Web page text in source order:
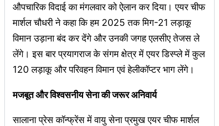
औपचारिक विदाई का मंगलवार को ऐलान कर दिया। एयर चीफ
मार्शल चौधरी ने कहा कि हम 2025 तक मिग-21 लड़ाकू
विमान उड़ाना बंद कर देंगे और उनकी जगह एलसीए तेजस ले
लेंगे। इस बार प्रयागराज के संगम क्षेत्र में एयर डिस्प्ले में कुल
120 लड़ाकू और परिवहन विमान एवं हेलीकॉप्टर भाग लेंगे।
मजबूत और विश्वसनीय सेना की जरूर अनिवार्य
सालाना प्रेस कॉन्फ्रेंस में वायु सेना प्रमुख एयर चीफ मार्शल